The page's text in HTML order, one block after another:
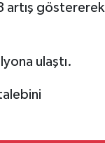
artış göstererek
ulaştı.